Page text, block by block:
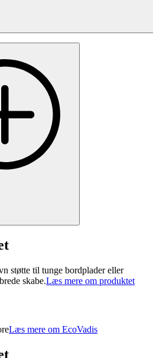
støtte til tunge bordplader eller
skabe.Læs mere om produktet
Læs mere om EcoVadis